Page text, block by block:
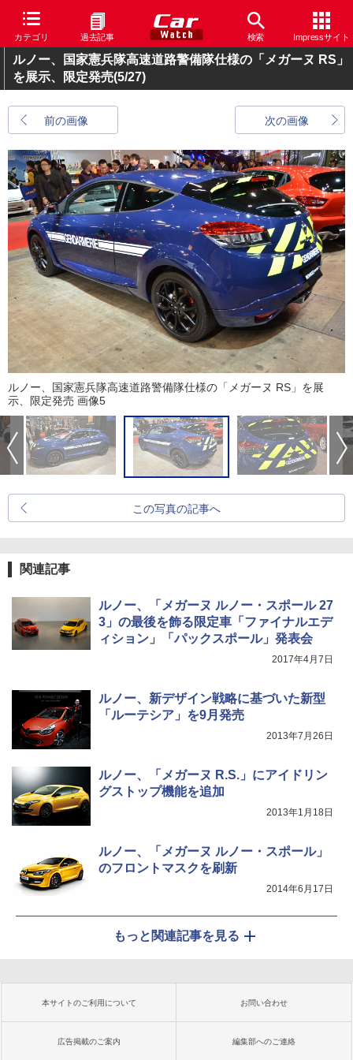
カテゴリ 過去記事 検索 Impressサイト
ルノー、国家憲兵隊高速道路警備隊仕様の「メガーヌ RS」
を展示、限定発売(5/27)
前の画像 次の画像
ルノー、国家憲兵隊高速道路警備隊仕様の「メガーヌ RS」を展
示、限定発売 画像5
この写真の記事へ
関連記事
ルノー、「メガーヌ ルノー・スポール 27
3」の最後を飾る限定車「ファイナルエデ
ィション」「パックスポール」発表会
2017年4月7日
ルノー、新デザイン戦略に基づいた新型
「ルーテシア」を9月発売
2013年7月26日
ルノー、「メガーヌ R.S.」にアイドリン
グストップ機能を追加
2013年1月18日
ルノー、「メガーヌ ルノー・スポール」
のフロントマスクを刷新
2014年6月17日
もっと関連記事を見る
本サイトのご利用について お問い合わせ
広告掲載のご案内 編集部へのご連絡